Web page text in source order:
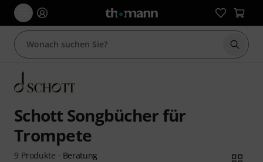
Suche
Schott Songbücher für
Trompete
9 Produkte · Beratung